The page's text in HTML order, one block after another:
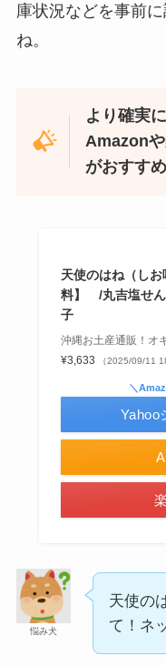
シャチハタはどこ
庫状況などを事前
ね。
より確実
Amazon
がおすす
天使のはね（し
料】 /丸吉塩せん
子
沖縄お土産通販！オ
¥3,633
（2025/09/11
＼
Yahoo
悩み犬
天使の
て！ネ